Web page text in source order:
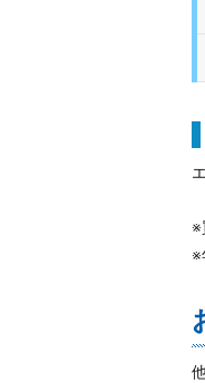
※
※